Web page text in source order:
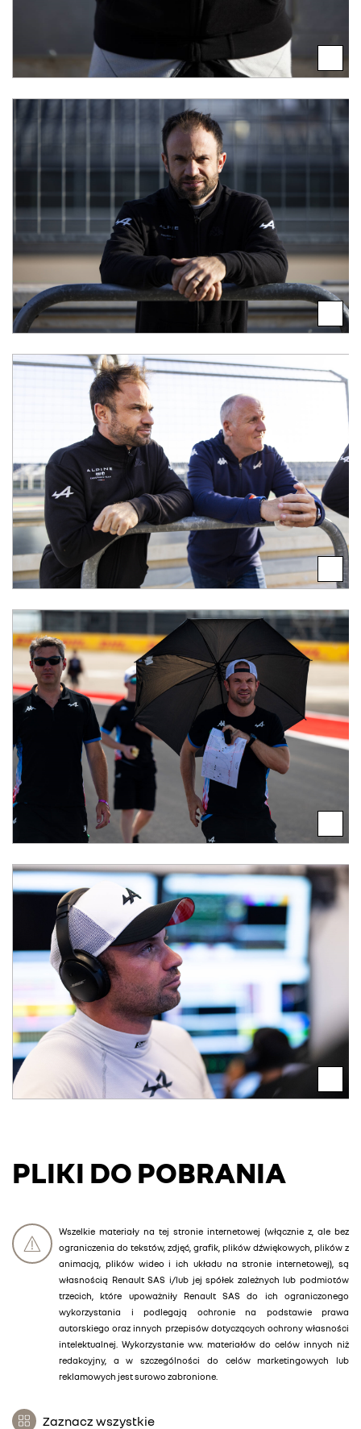
PLIKI DO POBRANIA
Wszelkie materiały na tej stronie internetowej (włącznie z, ale bez
ograniczenia do tekstów, zdjęć, grafik, plików dźwiękowych, plików z
animacją, plików wideo i ich układu na stronie internetowej), są
własnością Renault SAS i/lub jej spółek zależnych lub podmiotów
trzecich, które upoważniły Renault SAS do ich ograniczonego
wykorzystania i podlegają ochronie na podstawie prawa
autorskiego oraz innych przepisów dotyczących ochrony własności
intelektualnej. Wykorzystanie ww. materiałów do celów innych niż
redakcyjny, a w szczególności do celów marketingowych lub
reklamowych jest surowo zabronione.
Zaznacz wszystkie